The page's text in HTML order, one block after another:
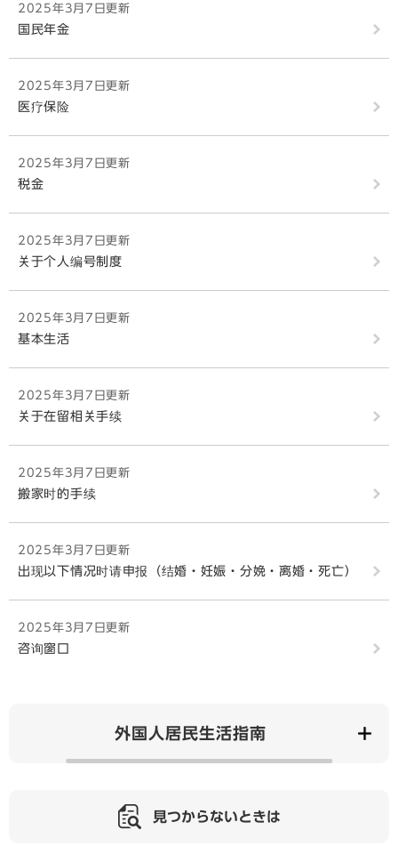
2025年3月7日更新
国民年金
2025年3月7日更新
医疗保险
2025年3月7日更新
税金
2025年3月7日更新
关于个人编号制度
2025年3月7日更新
基本生活
2025年3月7日更新
关于在留相关手续
2025年3月7日更新
搬家时的手续
2025年3月7日更新
出现以下情况时请申报（结婚・妊娠・分娩・离婚・死亡）
2025年3月7日更新
咨询窗口
外国人居民生活指南
見つからないときは